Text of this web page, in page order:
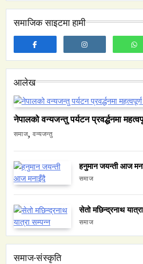
समाजिक साइटमा हामी
आलेख
नेपालको वन्यजन्तु पर्यटन प्रवर्द्धनमा
समाज वन्यजन्तु
हनुमान जयन्ती आज
समाज
सेतो मछिन्द्रनाथ
समाज
समाज-संस्कृति
समाज
नेपालमा युनिफिकेशन चर्चको
वन्यजन्तु वातावरण
नेपालको वन्यजन्तु पर्यटन प्रवर्द्धनमा
हनुमान जयन्ती आज